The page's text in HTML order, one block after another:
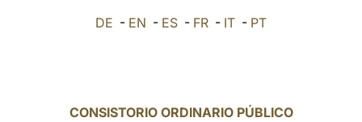
DE - EN - ES - FR - IT - PT
CONSISTORIO ORDINARIO PÚBLICO